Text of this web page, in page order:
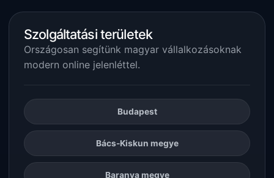
Szolgáltatási területek
Országosan segítünk magyar vállalkozásoknak
modern online jelenléttel.
Budapest
Bács-Kiskun megye
Baranya megye